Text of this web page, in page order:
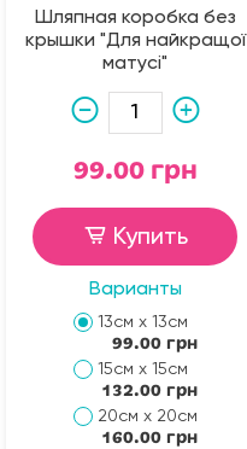
Шляпная коробка без
крышки "Для найкращої
матусі"
99.00 грн
Купить
Варианты
13см х 13см
99.00 грн
15см х 15см
132.00 грн
20см х 20см
160.00 грн